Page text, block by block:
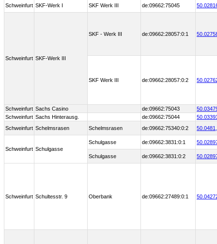
Schweinfurt SKF-Werk I SKF Werk III de:09662:75045
Schweinfurt SKF-Werk III
SKF - Werk III de:09662:28057:0:1
SKF Werk III de:09662:28057:0:2
Schweinfurt Sachs Casino de:09662:75043
Schweinfurt Sachs Hinterausg. de:09662:75044
Schweinfurt Schelmsrasen Schelmsrasen de:09662:75340:0:2 50.0481,
Schweinfurt Schulgasse
Schulgasse de:09662:3831:0:1
Schulgasse de:09662:3831:0:2
Schweinfurt Schultesstr. 9 Oberbank de:09662:27489:0:1